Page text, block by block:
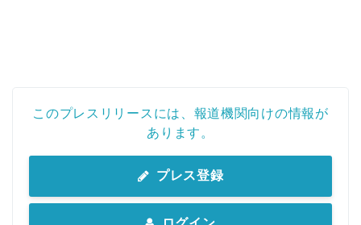
このプレスリリースには、報道機関向けの情報が
あります。
プレス登録